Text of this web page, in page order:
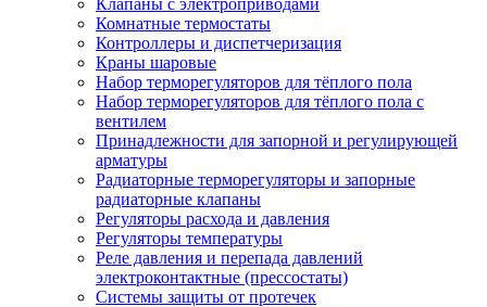
Клапаны с электроприводами
Комнатные термостаты
Контроллеры и диспетчеризация
Краны шаровые
Набор терморегуляторов для тёплого пола
Набор терморегуляторов для тёплого пола с
вентилем
Принадлежности для запорной и регулирующей
арматуры
Радиаторные терморегуляторы и запорные
радиаторные клапаны
Регуляторы расхода и давления
Регуляторы температуры
Реле давления и перепада давлений
электроконтактные (прессостаты)
Системы защиты от протечек